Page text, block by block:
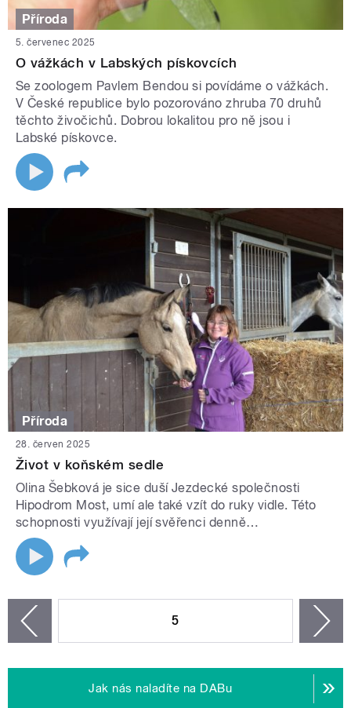
Příroda
5. červenec 2025
O vážkách v Labských pískovcích
Se zoologem Pavlem Bendou si povídáme o vážkách.
V České republice bylo pozorováno zhruba 70 druhů
těchto živočichů. Dobrou lokalitou pro ně jsou i
Labské pískovce.
Příroda
28. červen 2025
Život v koňském sedle
Olina Šebková je sice duší Jezdecké společnosti
Hipodrom Most, umí ale také vzít do ruky vidle. Této
schopnosti využívají její svěřenci denně…
5
Jak nás naladíte na DABu